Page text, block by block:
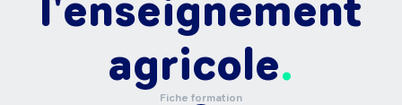
l'enseignement
agricole
Fiche formation